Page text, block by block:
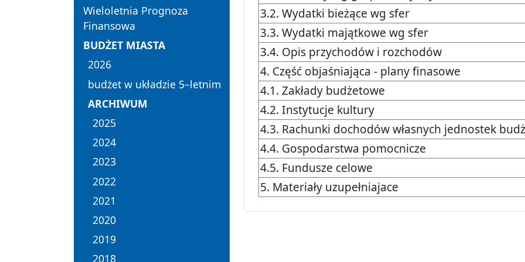
Wieloletnia Prognoza
Finansowa
BUDŻET MIASTA
2026
budżet w układzie 5–letnim
ARCHIWUM
2025
2024
2023
2022
2021
2020
2019
2018
3.2. Wydatki bieżące wg sfer
3.3. Wydatki majątkowe wg sfer
3.4. Opis przychodów i rozchodów
4. Część objaśniająca - plany finasowe
4.1. Zakłady budżetowe
4.2. Instytucje kultury
4.3. Rachunki dochodów własnych jednostek
4.4. Gospodarstwa pomocnicze
4.5. Fundusze celowe
5. Materiały uzupełniajace